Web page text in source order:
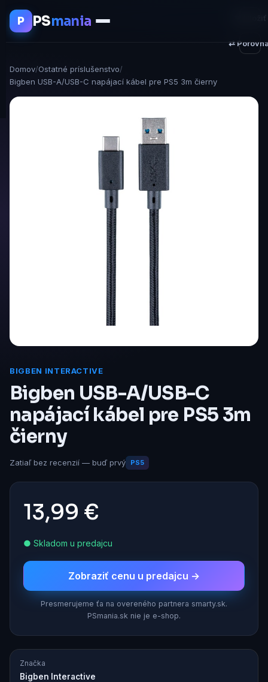
P PSmania
Domov/Ostatné príslušenstvo/
Bigben USB-A/USB-C napájací kábel pre PS5 3m čierny
BIGBEN INTERACTIVE
Bigben USB-A/USB-C
napájací kábel pre PS5 3m
čierny
Zatiaľ bez recenzií — buď prvý PS5
13,99 €
● Skladom u predajcu
Zobraziť cenu u predajcu →
Presmerujeme ťa na overeného partnera smarty.sk.
PSmania.sk nie je e-shop.
Značka
Bigben Interactive
⇄